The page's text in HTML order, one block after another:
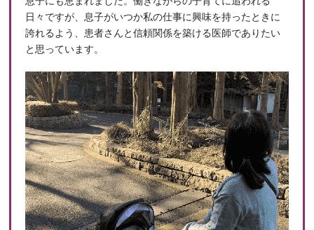
日々ですが、息子がいつか私の仕事に興味を持ったときに
誇れるよう、患者さんと信頼関係を築ける医師でありたい
と思っています。